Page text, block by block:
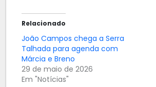
Relacionado
João Campos chega a Serra
Talhada para agenda com
Márcia e Breno
29 de maio de 2026
Em "Notícias"